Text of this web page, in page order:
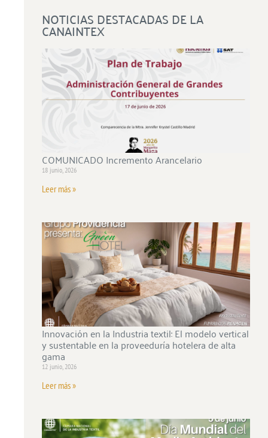
NOTICIAS DESTACADAS DE LA
CANAINTEX
COMUNICADO Incremento Arancelario
18 junio, 2026
Leer más »
Innovación en la Industria textil: El modelo vertical
y sustentable en la proveeduría hotelera de alta
gama
12 junio, 2026
Leer más »